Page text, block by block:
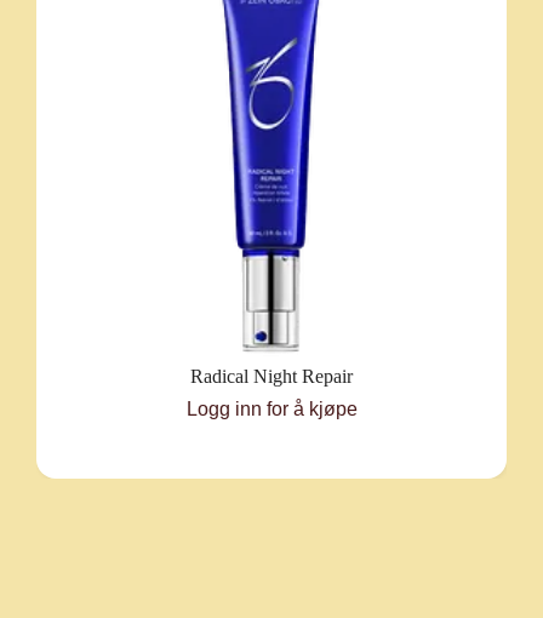
Radical Night Repair
Logg inn for å kjøpe